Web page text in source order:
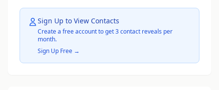
Sign Up to View Contacts
Create a free account to get 3 contact reveals per
month.
Sign Up Free →